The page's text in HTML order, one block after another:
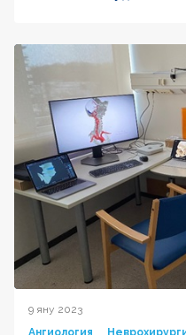
9 яну 2023